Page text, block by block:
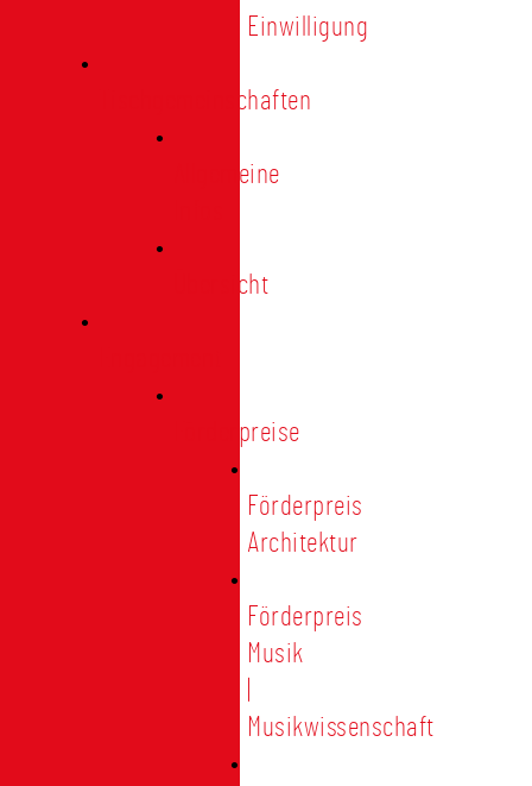
Einwilligung
Tischgemeinschaften
Allgemeine
Übersicht
Förderpreise
Förderpreis
Architektur
Förderpreis
Musik
Musikwissenschaft